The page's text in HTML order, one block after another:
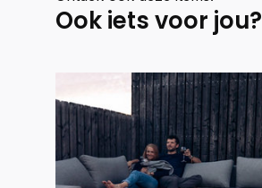
Ook iets voor jou?